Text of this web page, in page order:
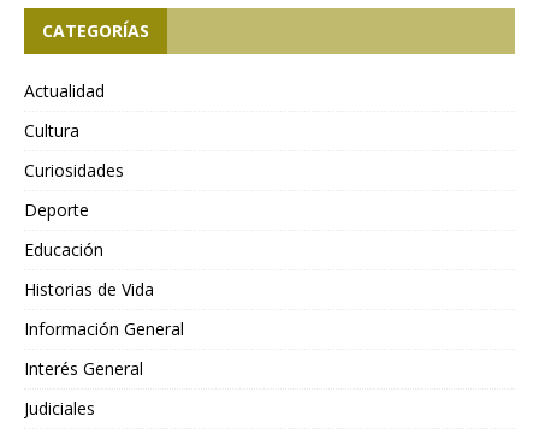
CATEGORÍAS
Actualidad
Cultura
Curiosidades
Deporte
Educación
Historias de Vida
Información General
Interés General
Judiciales